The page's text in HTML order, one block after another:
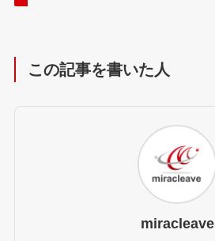
この記事を書いた人
miracleave